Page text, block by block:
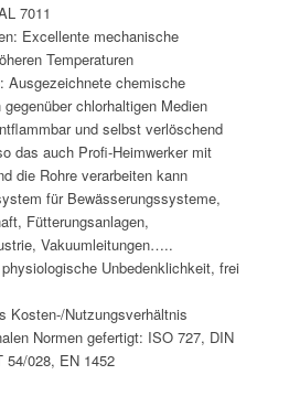
7011
Excellente mechanische
Temperaturen
Ausgezeichnete chemische
chlorhaltigen Medien
und selbst verlöschend
das auch Profi-Heimwerker mit
die Rohre verarbeiten kann
für Bewässerungssysteme,
Fütterungsanlagen,
Vakuumleitungen…..
Unbedenklichkeit, frei
Kosten-/Nutzungsverhältnis
Normen gefertigt: ISO 727, DIN
54/028, EN 1452